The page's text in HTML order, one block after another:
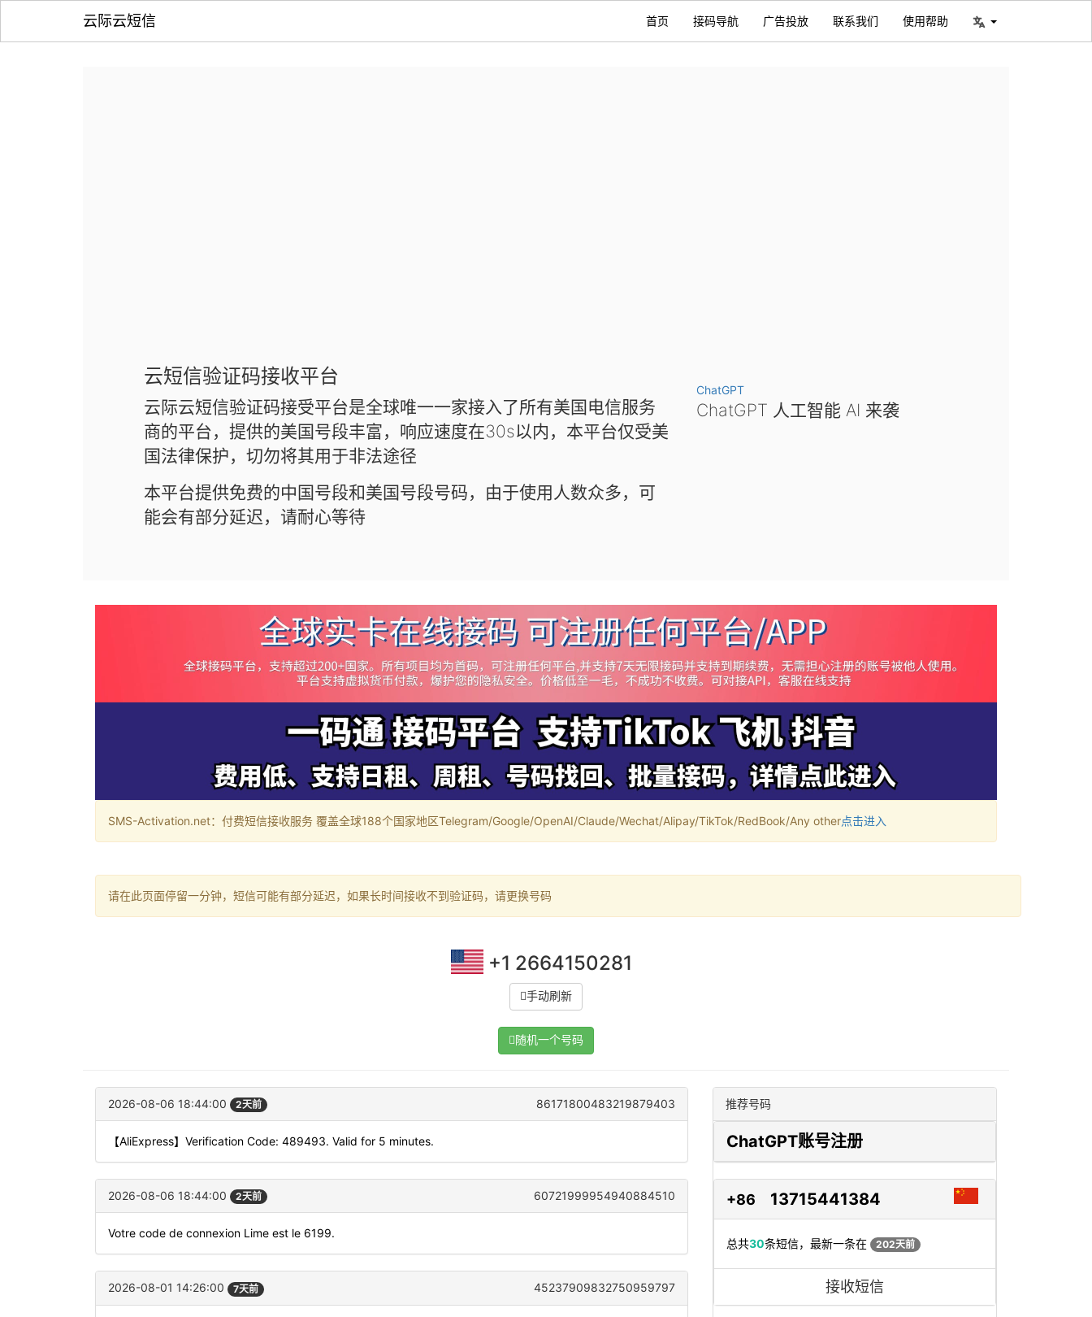
云际云短信 首页 接码导航 广告投放 联系我们 使用帮助
云短信验证码接收平台
云际云短信验证码接受平台是全球唯一一家接入了所有美国电信服务
商的平台，提供的美国号段丰富，响应速度在30s以内，本平台仅受美
国法律保护，切勿将其用于非法途径
本平台提供免费的中国号段和美国号段号码，由于使用人数众多，可
能会有部分延迟，请耐心等待
ChatGPT
ChatGPT 人工智能 AI 来袭
SMS-Activation.net：付费短信接收服务 覆盖全球188个国家地区Telegram/Google/OpenAI/Claude/Wechat/Alipay/TikTok/RedBook/Any other点击进入
请在此页面停留一分钟，短信可能有部分延迟，如果长时间接收不到验证码，请更换号码
+1 2664150281
手动刷新
随机一个号码
2026-08-06 18:44:00 2天前 86171800483219879403
【AliExpress】Verification Code: 489493. Valid for 5 minutes.
2026-08-06 18:44:00 2天前 60721999954940884510
Votre code de connexion Lime est le 6199.
2026-08-01 14:26:00 7天前 45237909832750959797
推荐号码
ChatGPT账号注册
+86 13715441384
总共30条短信，最新一条在 202天前
接收短信